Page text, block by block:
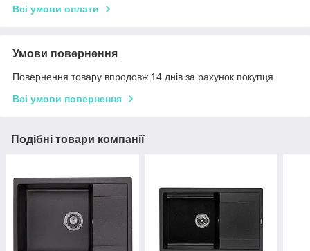
Всі умови оплати
Умови повернення
Повернення товару впродовж 14 днів за рахунок покупця
Всі умови повернення
Подібні товари компанії